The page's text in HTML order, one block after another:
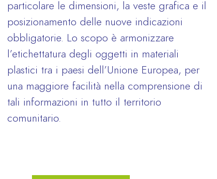
particolare le dimensioni, la veste grafica e il
posizionamento delle nuove indicazioni
obbligatorie. Lo scopo è armonizzare
l’etichettatura degli oggetti in materiali
plastici tra i paesi dell’Unione Europea, per
una maggiore facilità nella comprensione di
tali informazioni in tutto il territorio
comunitario.